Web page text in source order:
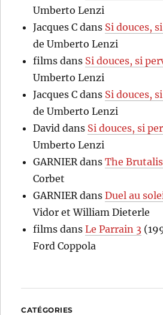
Umberto Lenzi
Jacques C dans Si douces,
de Umberto Lenzi
films dans Si douces, si
Umberto Lenzi
Jacques C dans Si douces,
de Umberto Lenzi
David dans Si douces, si
Umberto Lenzi
GARNIER dansThe
Corbet
GARNIER dansDuel au
Vidor et William Dieterle
films dansLe Parrain 3
Ford Coppola
CATÉGORIES